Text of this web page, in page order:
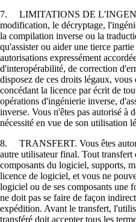
7. LIMITATIONS DE
modification, le décryptage,
la compilation inverse ou la
qu'assister ou aider une tierce
autorisations expressément
d'interopérabilité, de correction
disposez de ces droits légaux,
concédant la licence par écrit de
opérations d'ingénierie inverse,
inverse. Vous n'êtes pas autorisé à
nécessité en vue de son utilisation
8. TRANSFERT. Vous êtes
autre utilisateur final. Tout transfert
composants du logiciel, supports,
licence de logiciel, et vous ne
logiciel ou de ses composants une
ne doit pas se faire de façon
expédition. Avant le transfert,
transféré doit accepter tous les